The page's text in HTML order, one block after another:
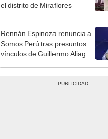
el distrito de Miraflores
Rennán Espinoza renuncia a
Somos Perú tras presuntos
vínculos de Guillermo Aliaga